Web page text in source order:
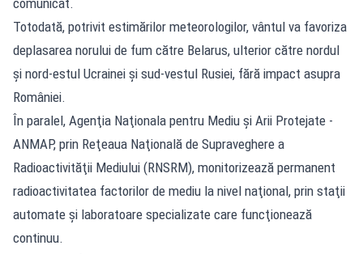
Totodată, potrivit estimărilor meteorologilor, vântul va favoriza
deplasarea norului de fum către Belarus, ulterior către nordul
şi nord-estul Ucrainei şi sud-vestul Rusiei, fără impact asupra
României.
În paralel, Agenţia Naţionala pentru Mediu şi Arii Protejate -
ANMAP, prin Reţeaua Naţională de Supraveghere a
Radioactivităţii Mediului (RNSRM), monitorizează permanent
radioactivitatea factorilor de mediu la nivel naţional, prin staţii
automate şi laboratoare specializate care funcţionează
continuu.